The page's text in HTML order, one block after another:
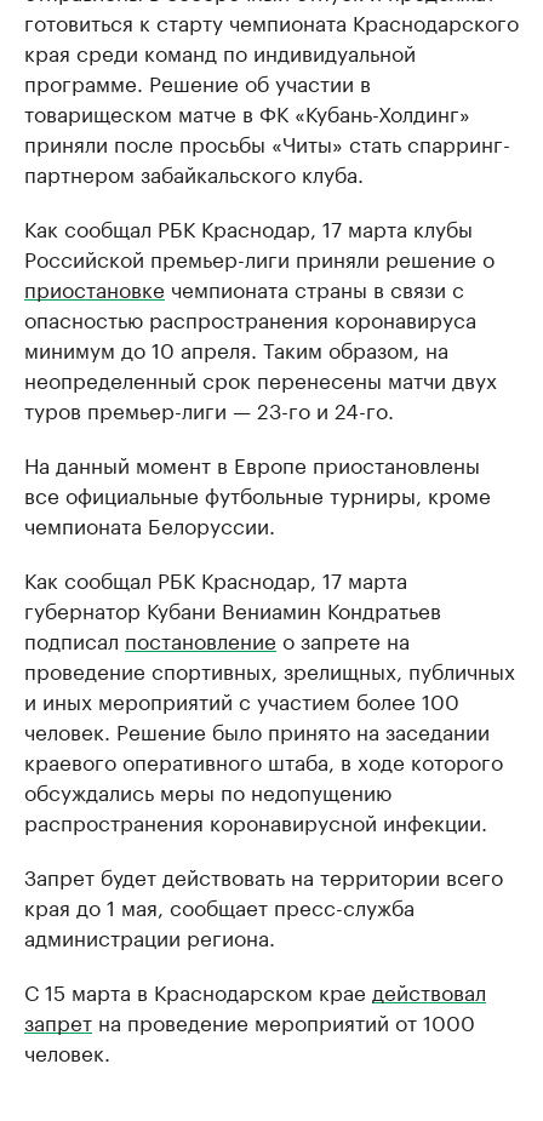
готовиться к старту чемпионата Краснодарского
края среди команд по индивидуальной
программе. Решение об участии в
товарищеском матче в ФК «Кубань-Холдинг»
приняли после просьбы «Читы» стать спарринг-
партнером забайкальского клуба.
Как сообщал РБК Краснодар, 17 марта клубы
Российской премьер-лиги приняли решение о
приостановке чемпионата страны в связи с
опасностью распространения коронавируса
минимум до 10 апреля. Таким образом, на
неопределенный срок перенесены матчи двух
туров премьер-лиги — 23-го и 24-го.
На данный момент в Европе приостановлены
все официальные футбольные турниры, кроме
чемпионата Белоруссии.
Как сообщал РБК Краснодар, 17 марта
губернатор Кубани Вениамин Кондратьев
подписал постановление о запрете на
проведение спортивных, зрелищных, публичных
и иных мероприятий с участием более 100
человек. Решение было принято на заседании
краевого оперативного штаба, в ходе которого
обсуждались меры по недопущению
распространения коронавирусной инфекции.
Запрет будет действовать на территории всего
края до 1 мая, сообщает пресс-служба
администрации региона.
С 15 марта в Краснодарском крае действовал
запрет на проведение мероприятий от 1000
человек.